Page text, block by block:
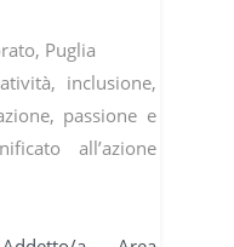
Puglia
inclusione,
passione e
all’azione